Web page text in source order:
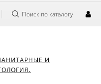
Поиск по каталогу
И